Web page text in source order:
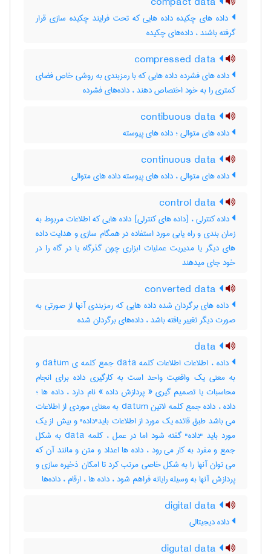
داده های چکیده داده هایی که تحت فرایند چکیده سازی قرار
گرفته باشند ، داده‌های چکیده
داده های فشرده داده هایی که با رمزبندی به روشی خاص فضای
کمتری را به خود اختصاص دهند ، داده‌های فشرده
داده های متوالی ؛ داده های پیوسته
داده های متوالی ، داده های پیوسته داده های متوالی
داده کنترلی ، [داده های کنترلی] داده هایی که اطلاعات مربوط به
زمان بندی و راه یابی مورد استفاده در همگام سازی و هدایت داده
های دیگر یا مدیریت عملیات ابزاری چون گذرگاه یا در گاه را در
خود جای میدهند
داده های برگردان شده داده هایی که رمزبندی آنها از صورتی به
صورت دیگر تغییر یافته باشد ، داده‌های برگردان شده
داده ، اطلاعات اطلاعات کلمه data جمع کلمه ی datum و
به معنی یک واقعیت واحد است به کارگیری داده برای انجام
محاسبات یا تصمیم گیری « پردازش داده » نام دارد ، داده ها ؛
داده ، داده جمع کلمه لاتین datum به معنای موردی از اطلاعات
می باشد طبق قائده یک مورد از اطلاعات باید"داده" و بیش از یک
مورد باید "داده" گفته شود اما در عمل ، کلمه data به شکل
جمع و مفرد به کار می رود ، داده ها اعداد و متن و مانند آن که
می توان آنها را به شکل خاصی مرتب کرد تا امکان ذخیره سازی و
پردازش آنها به وسیله رایانه فراهم شود ، داده ها ، ارقام ، داده‌ها
داده دیجیتالی